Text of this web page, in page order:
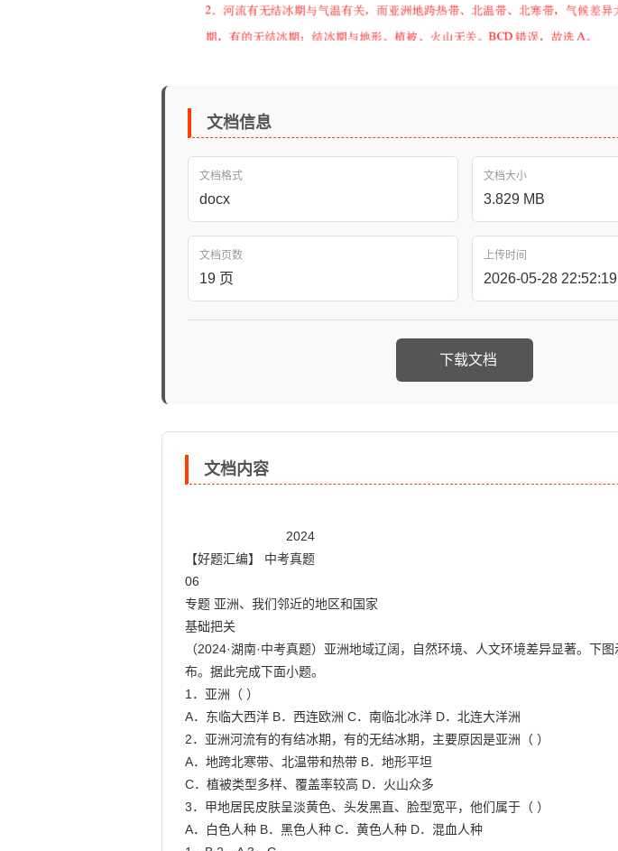
文档信息
文档格式
docx
文档大小
3.829 MB
文档页数
19 页
上传时间
2026-05-28 22:52:19
下载文档
文档内容